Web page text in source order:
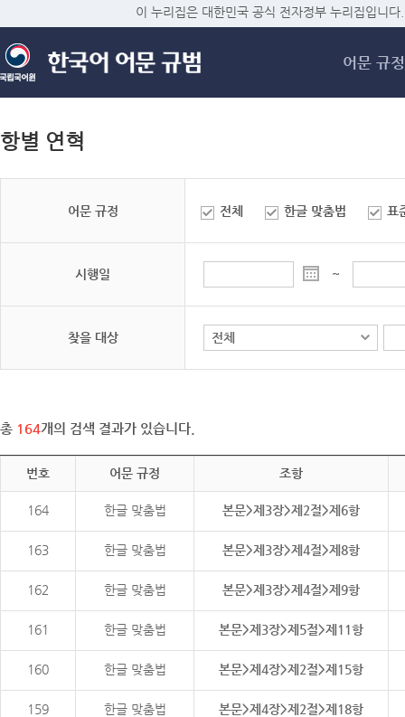
메
이 누리집은 대한민국 공식 전자정부 누리집입니다.
어문 규정
항별 연혁
어문 규정 전체 한글 맞춤법 표
시행일 ~
찾을 대상
총 164개의 검색 결과가 있습니다.
번호 어문 규정 조항
164 한글 맞춤법 본문>제3장>제2절>제6항
163 한글 맞춤법 본문>제3장>제4절>제8항
162 한글 맞춤법 본문>제3장>제4절>제9항
161 한글 맞춤법 본문>제3장>제5절>제11항
160 한글 맞춤법 본문>제4장>제2절>제15항
159 한글 맞춤법 본문>제4장>제2절>제18항